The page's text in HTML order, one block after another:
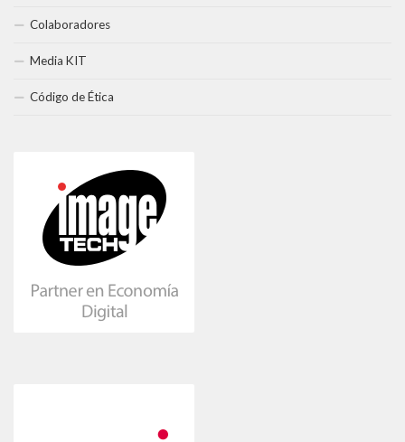
Colaboradores
Media KIT
Código de Ética